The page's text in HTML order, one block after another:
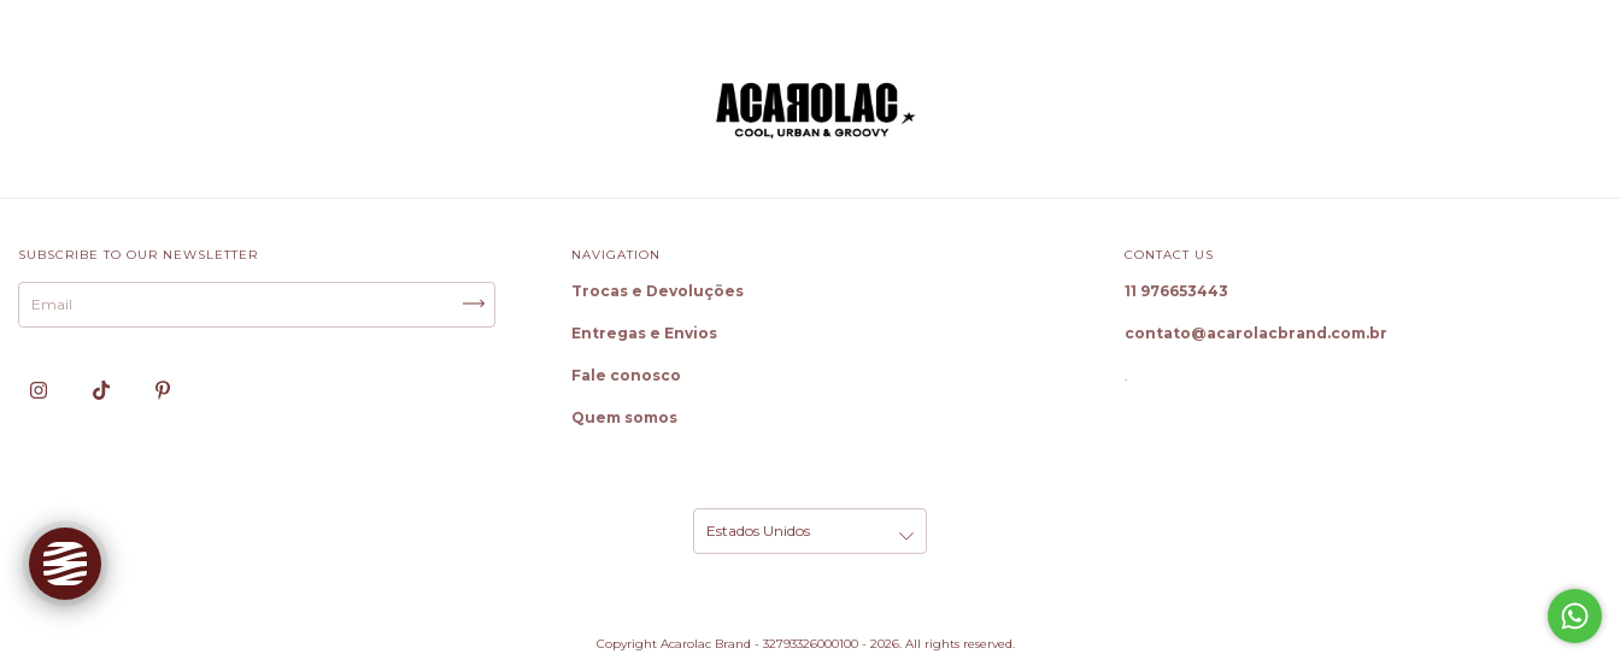
SUBSCRIBE TO OUR NEWSLETTER NAVIGATION
Trocas e Devoluções
Entregas e Envios
Fale conosco
Quem somos
CONTACT US
11 976653443
contato@acarolacbrand.com.br
.
Copyright Acarolac Brand - 32793326000100 - 2026. All rights reserved.
Oie! Sou a Cloe, sua Personal
Shopper
Gostou dessa peça? Toque em
você! Também descubro seu tamanho
ideal e monto looks completos.